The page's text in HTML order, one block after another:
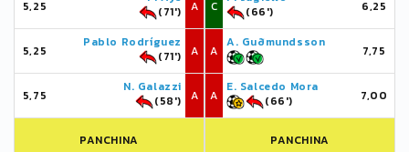
5,25
(71')
A
5,25
Pablo Rodríguez
(71')
A
5,75
N. Galazzi
(58')
A
PANCHINA
C
(66')
6,25
A
A. Guðmundsson
7,75
A
E. Salcedo Mora
(66')
7,00
PANCHINA